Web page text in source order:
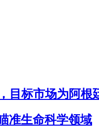
目标市场为阿根
准生命科学领域